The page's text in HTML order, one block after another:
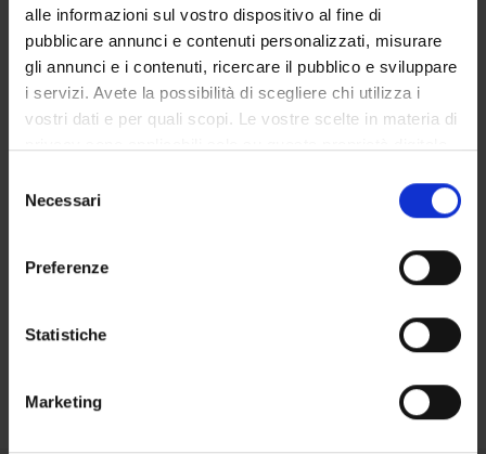
alle informazioni sul vostro dispositivo al fine di
pubblicare annunci e contenuti personalizzati, misurare
gli annunci e i contenuti, ricercare il pubblico e sviluppare
i servizi. Avete la possibilità di scegliere chi utilizza i
vostri dati e per quali scopi. Le vostre scelte in materia di
modificare o revocare il proprio consenso in qualsiasi
momento dalla Dichiarazione sui cookie o facendo clic
raccogliere informazioni sulla tua posizione
geografica, con un'approssimazione di qualche
Identificare il tuo dispositivo, scansionandolo
delNecessari
Preferenze
Statistiche
Marketing
COURSES
PHD PROGRAMMES AND POSTGRADUATE
People
Calendar